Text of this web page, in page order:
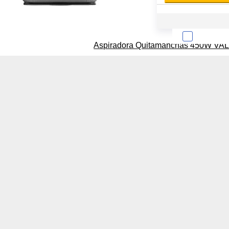
Aspiradora Quitamanchas 450W